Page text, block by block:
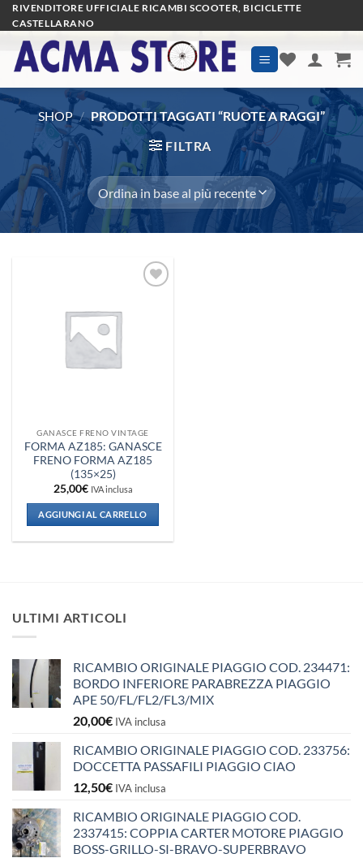
Salta
ai
contenuti
RIVENDITORE UFFICIALE RICAMBI SCOOTER, BICICLETTE
CASTELLARANO
SHOP / PRODOTTI TAGGATI “RUOTE A RAGGI”
FILTRA
GANASCE FRENO VINTAGE
FORMA AZ185: GANASCE
FRENO FORMA AZ185
(135×25)
25,00€ IVA inclusa
AGGIUNGI AL CARRELLO
ULTIMI ARTICOLI
RICAMBIO ORIGINALE PIAGGIO COD. 234471:
BORDO INFERIORE PARABREZZA PIAGGIO
APE 50/FL/FL2/FL3/MIX
20,00€ IVA inclusa
RICAMBIO ORIGINALE PIAGGIO COD. 233756:
DOCCETTA PASSAFILI PIAGGIO CIAO
12,50€ IVA inclusa
RICAMBIO ORIGINALE PIAGGIO COD.
2337415: COPPIA CARTER MOTORE PIAGGIO
BOSS-GRILLO-SI-BRAVO-SUPERBRAVO